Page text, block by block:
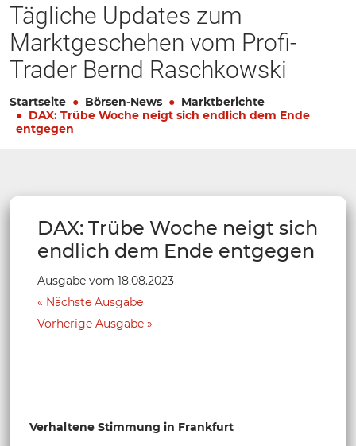
Tägliche Updates zum
Marktgeschehen vom Profi-
Trader Bernd Raschkowski
Startseite Börsen-News
Marktberichte
DAX: Trübe Woche neigt sich endlich dem Ende
entgegen
DAX: Trübe Woche neigt sich
endlich dem Ende entgegen
Ausgabe vom 18.08.2023
Nächste Ausgabe
Vorherige Ausgabe
Verhaltene Stimmung in Frankfurt